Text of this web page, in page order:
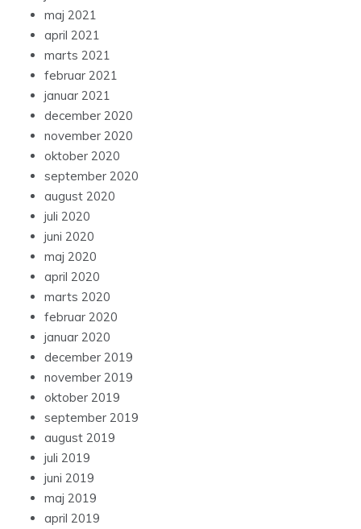
maj 2021
april 2021
marts 2021
februar 2021
januar 2021
december 2020
november 2020
oktober 2020
september 2020
august 2020
juli 2020
juni 2020
maj 2020
april 2020
marts 2020
februar 2020
januar 2020
december 2019
november 2019
oktober 2019
september 2019
august 2019
juli 2019
juni 2019
maj 2019
april 2019